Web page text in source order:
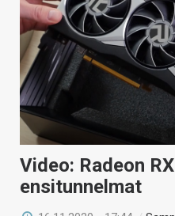
KAUPPA
VAIHDA TEEMA
HAKU
Video: Radeon
ensitunnelmat